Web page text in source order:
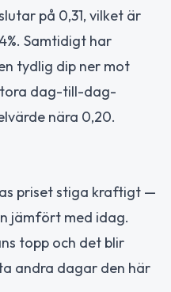
på 0,31, vilket är
Samtidigt har
tydlig dip ner mot
dag-till-dag-
nära 0,20.
priset stiga kraftigt —
jämfört med idag.
topp och det blir
andra dagar den här